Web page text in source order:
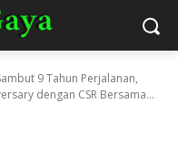
9 Tahun Perjalanan,
dengan CSR Bersama...